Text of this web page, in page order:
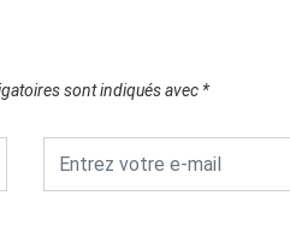
sont indiqués avec *